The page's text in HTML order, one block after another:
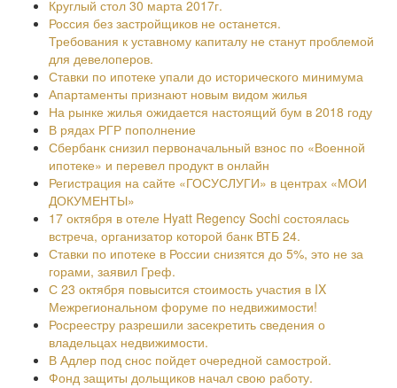
Круглый стол 30 марта 2017г.
Россия без застройщиков не останется.
Требования к уставному капиталу не станут проблемой
для девелоперов.
Ставки по ипотеке упали до исторического минимума
Апартаменты признают новым видом жилья
На рынке жилья ожидается настоящий бум в 2018 году
В рядах РГР пополнение
Сбербанк снизил первоначальный взнос по «Военной
ипотеке» и перевел продукт в онлайн
Регистрация на сайте «ГОСУСЛУГИ» в центрах «МОИ
ДОКУМЕНТЫ»
17 октября в отеле Hyatt Regency Sochi состоялась
встреча, организатор которой банк ВТБ 24.
Ставки по ипотеке в России снизятся до 5%, это не за
горами, заявил Греф.
С 23 октября повысится стоимость участия в IX
Межрегиональном форуме по недвижимости!
Росреестру разрешили засекретить сведения о
владельцах недвижимости.
В Адлер под снос пойдет очередной самострой.
Фонд защиты дольщиков начал свою работу.